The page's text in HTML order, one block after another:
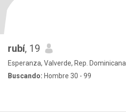
rubí, 19
Esperanza, Valverde, Rep. Dominicana
Buscando: Hombre 30 - 99